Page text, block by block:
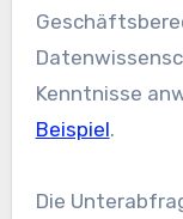
Kenntnisse
Beispiel.
Die